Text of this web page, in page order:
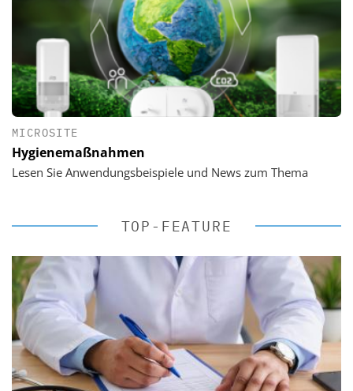
MICROSITE
Hygienemaßnahmen
Lesen Sie Anwendungsbeispiele und News zum Thema
TOP-FEATURE